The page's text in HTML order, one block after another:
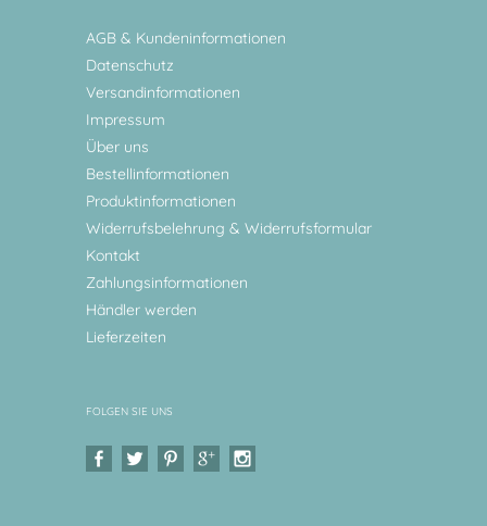
AGB & Kundeninformationen
Datenschutz
Versandinformationen
Impressum
Über uns
Bestellinformationen
Produktinformationen
Widerrufsbelehrung & Widerrufsformular
Kontakt
Zahlungsinformationen
Händler werden
Lieferzeiten
FOLGEN SIE UNS